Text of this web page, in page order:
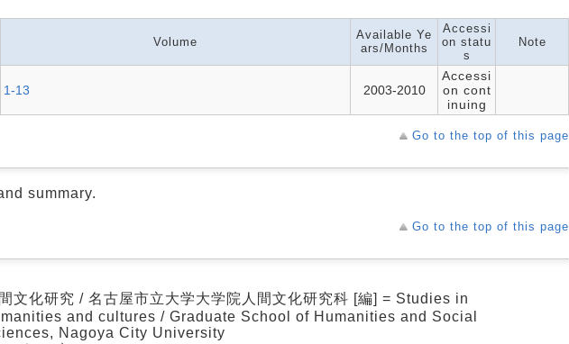
Volume
Available Ye
ars/Months
Accessi
on statu
s
Note
1-13 2003-2010
Accessi
on cont
inuing
Go to the top of this page
summary.
Go to the top of this page
文化研究 / 名古屋市立大学大学院人間文化研究科 [編] = Studies in
and cultures / Graduate School of Humanities and Social
Nagoya City University